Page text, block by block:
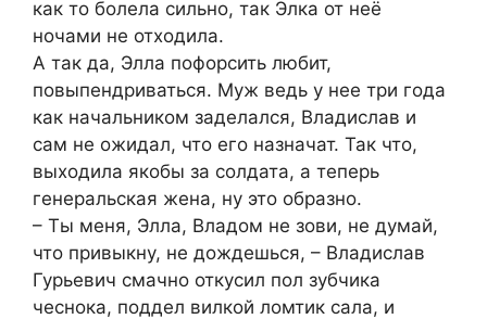
как то болела сильно, так Элка от неё
ночами не отходила.
А так да, Элла пофорсить любит,
повыпендриваться. Муж ведь у нее три года
как начальником заделался, Владислав и
сам не ожидал, что его назначат. Так что,
выходила якобы за солдата, а теперь
генеральская жена, ну это образно.
– Ты меня, Элла, Владом не зови, не думай,
что привыкну, не дождешься, – Владислав
Гурьевич смачно откусил пол зубчика
чеснока, поддел вилкой ломтик сала, и